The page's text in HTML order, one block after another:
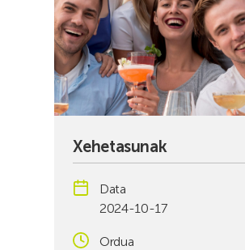
Xehetasunak
Data
2024-10-17
Ordua